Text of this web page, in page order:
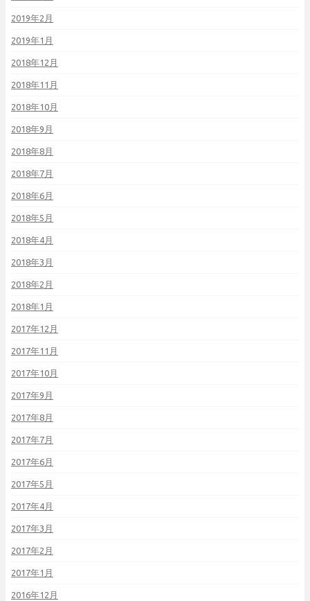
2019年2月
2019年1月
2018年12月
2018年11月
2018年10月
2018年9月
2018年8月
2018年7月
2018年6月
2018年5月
2018年4月
2018年3月
2018年2月
2018年1月
2017年12月
2017年11月
2017年10月
2017年9月
2017年8月
2017年7月
2017年6月
2017年5月
2017年4月
2017年3月
2017年2月
2017年1月
2016年12月